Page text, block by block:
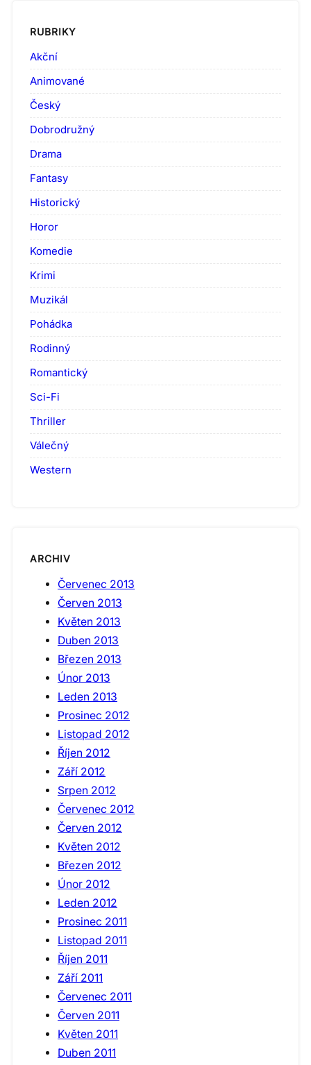
RUBRIKY
Akční
Animované
Český
Dobrodružný
Drama
Fantasy
Historický
Horor
Komedie
Krimi
Muzikál
Pohádka
Rodinný
Romantický
Sci-Fi
Thriller
Válečný
Western
ARCHIV
Červenec 2013
Červen 2013
Květen 2013
Duben 2013
Březen 2013
Únor 2013
Leden 2013
Prosinec 2012
Listopad 2012
Říjen 2012
Září 2012
Srpen 2012
Červenec 2012
Červen 2012
Květen 2012
Březen 2012
Únor 2012
Leden 2012
Prosinec 2011
Listopad 2011
Říjen 2011
Září 2011
Červenec 2011
Červen 2011
Květen 2011
Duben 2011